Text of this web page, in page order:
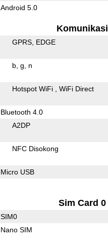
Android 5.0
Komunikasi
GPRS EDGE
b g n
Hotspot WiFi WiFi Direct
Bluetooth 4.0
A2DP
NFC Disokong
Micro USB
Sim Card 0
SIM0
Nano SIM